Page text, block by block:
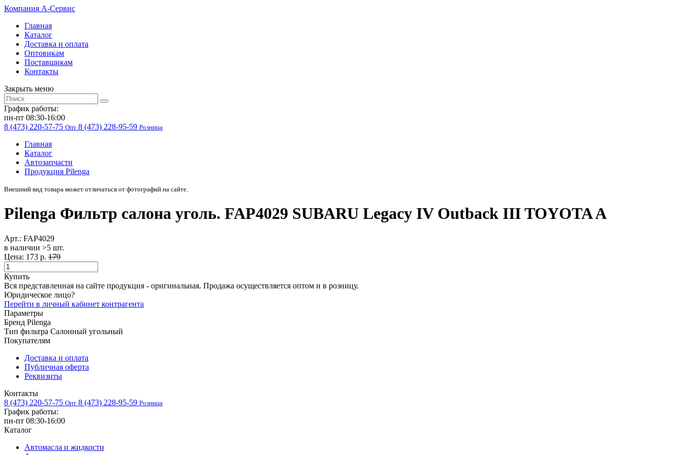
Компания A-Cервис
Главная
Каталог
Доставка и оплата
Оптовикам
Поставщикам
Контакты
Закрыть меню
График работы:
пн-пт 08:30-16:00
8 (473) 220-57-75 Опт 8 (473) 228-95-59 Розница
Главная
Каталог
Автозапчасти
Продукция Pilenga
Внешний вид товара может отличаться от фотографий на сайте.
Pilenga Фильтр салона уголь. FAP4029 SUBARU Legacy IV Outback III TOYOTA A
Арт.: FAP4029
в наличии >5 шт. ​
Цена: 173 р. 179
Купить
Вся представленная на сайте продукция - оригинальная. Продажа осуществляется оптом и в розницу.
Юридическое лицо?
Перейти в личный кабинет контрагента
Параметры
Бренд Pilenga
Тип фильтра Салонный угольный
Покупателям
Доставка и оплата
Публичная оферта
Реквизиты
Контакты
8 (473) 220-57-75 Опт 8 (473) 228-95-59 Розница
График работы:
пн-пт 08:30-16:00
Каталог
Автомасла и жидкости